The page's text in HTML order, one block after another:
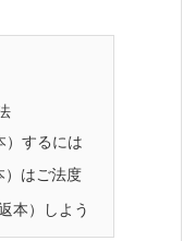
）するには
）はご法度
本）しよう